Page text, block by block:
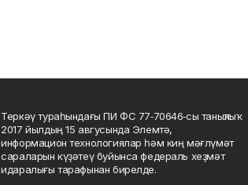
Теркәү тураһындағы ПИ ФС 77‑70646‑сы таныҡлыҡ
2017 йылдың 15 авгусында Элемтә,
информацион технологиялар һәм киң мәғлүмәт
сараларын күҙәтеү буйынса федераль хеҙмәт
идаралығы тарафынан бирелде.